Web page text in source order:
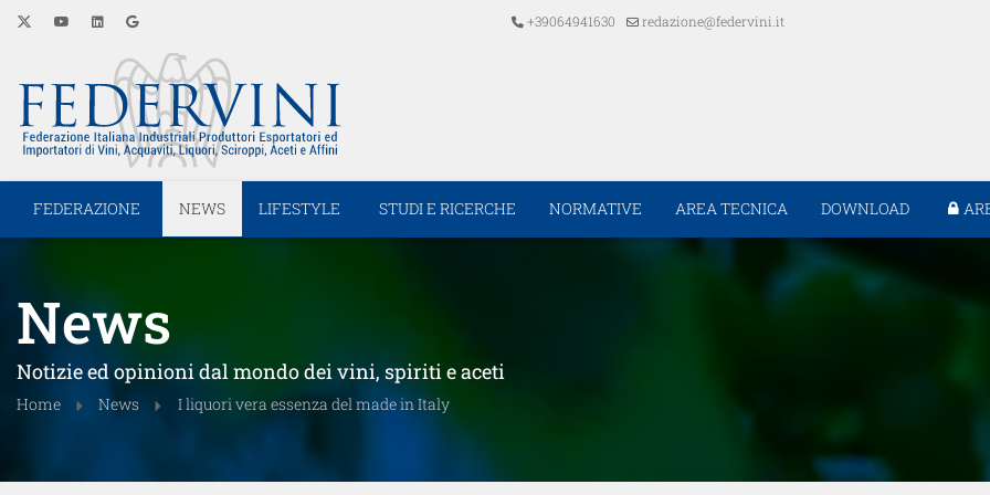
+39064941630 redazione@federvini.it
FEDERAZIONE NEWS LIFESTYLE STUDI E RICERCHE NORMATIVE AREA TECNICA DOWNLOAD
News
Notizie ed opinioni dal mondo dei vini, spiriti e aceti
Home News I liquori vera essenza del made in Italy